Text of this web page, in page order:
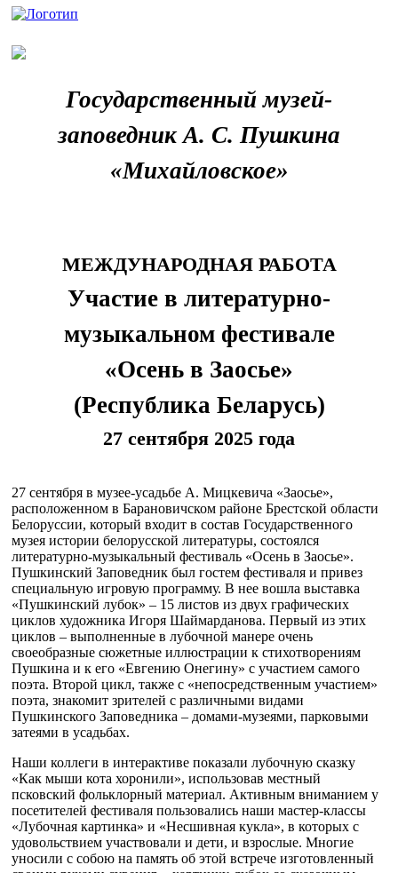
Государственный музей-
заповедник А. С. Пушкина
«Михайловское»
МЕЖДУНАРОДНАЯ РАБОТА
Участие в литературно-
музыкальном фестивале
«Осень в Заосье»
(Республика Беларусь)
27 сентября 2025 года
27 сентября в музее-усадьбе А. Мицкевича «Заосье»,
расположенном в Барановичском районе Брестской области
Белоруссии, который входит в состав Государственного
музея истории белорусской литературы, состоялся
литературно-музыкальный фестиваль «Осень в Заосье».
Пушкинский Заповедник был гостем фестиваля и привез
специальную игровую программу. В нее вошла выставка
«Пушкинский лубок» – 15 листов из двух графических
циклов художника Игоря Шаймарданова. Первый из этих
циклов – выполненные в лубочной манере очень
своеобразные сюжетные иллюстрации к стихотворениям
Пушкина и к его «Евгению Онегину» с участием самого
поэта. Второй цикл, также с «непосредственным участием»
поэта, знакомит зрителей с различными видами
Пушкинского Заповедника – домами-музеями, парковыми
затеями в усадьбах.
Наши коллеги в интерактиве показали лубочную сказку
«Как мыши кота хоронили», использовав местный
псковский фольклорный материал. Активным вниманием у
посетителей фестиваля пользовались наши мастер-классы
«Лубочная картинка» и «Несшивная кукла», в которых с
удовольствием участвовали и дети, и взрослые. Многие
уносили с собою на память об этой встрече изготовленный